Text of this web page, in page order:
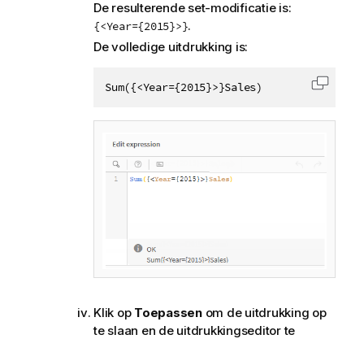
De resulterende set-modificatie is:
{<Year={2015}>}.
De volledige uitdrukking is:
Sum({<Year={2015}>}Sales) Code
Klik op Toepassenom de uitdrukking op
te slaan en de uitdrukkingseditor te